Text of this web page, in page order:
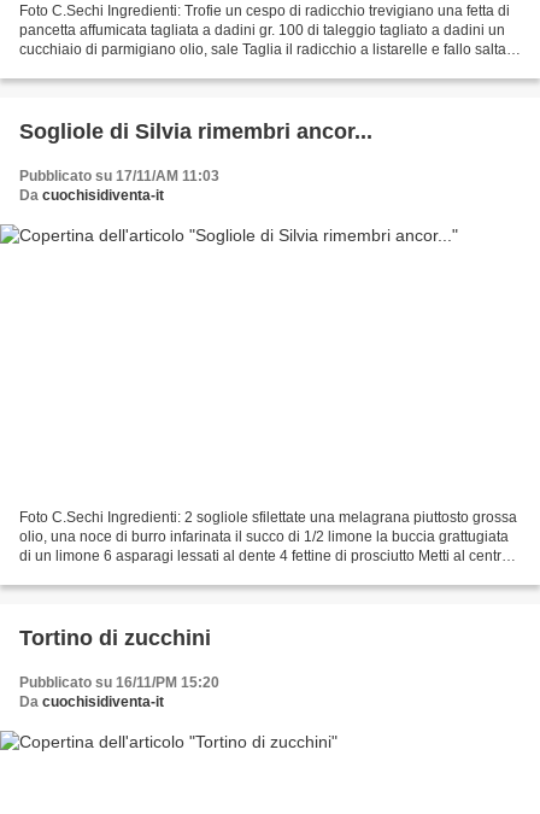
Foto C.Sechi Ingredienti: Trofie un cespo di radicchio trevigiano una fetta di
pancetta affumicata tagliata a dadini gr. 100 di taleggio tagliato a dadini un
cucchiaio di parmigiano olio, sale Taglia il radicchio a listarelle e fallo saltare
Sogliole di Silvia rimembri ancor...
Pubblicato su 17/11/AM 11:03
Da cuochisidiventa-it
Foto C.Sechi Ingredienti: 2 sogliole sfilettate una melagrana piuttosto grossa
olio, una noce di burro infarinata il succo di 1/2 limone la buccia grattugiata
di un limone 6 asparagi lessati al dente 4 fettine di prosciutto Metti al centro
Tortino di zucchini
Pubblicato su 16/11/PM 15:20
Da cuochisidiventa-it